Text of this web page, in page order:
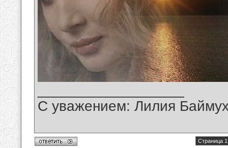
С уважением: Лилия
Страница